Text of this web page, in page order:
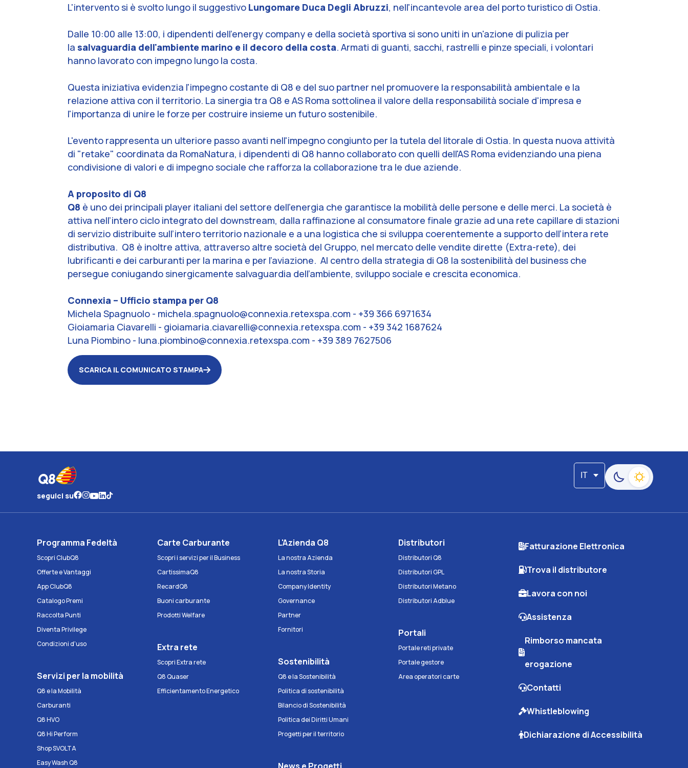
L'intervento si è svolto lungo il suggestivo Lungomare Duca Degli Abruzzi, nell'incantevole area del porto turistico di Ostia.
Dalle 10:00 alle 13:00, i dipendenti dell’energy company e della società sportiva si sono uniti in un'azione di pulizia per
la salvaguardia dell'ambiente marino e il decoro della costa. Armati di guanti, sacchi, rastrelli e pinze speciali, i volontari
hanno lavorato con impegno lungo la costa.
Questa iniziativa evidenzia l'impegno costante di Q8 e del suo partner nel promuovere la responsabilità ambientale e la
relazione attiva con il territorio. La sinergia tra Q8 e AS Roma sottolinea il valore della responsabilità sociale d'impresa e
l'importanza di unire le forze per costruire insieme un futuro sostenibile.
L'evento rappresenta un ulteriore passo avanti nell'impegno congiunto per la tutela del litorale di Ostia. In questa nuova attività
di "retake" coordinata da RomaNatura, i dipendenti di Q8 hanno collaborato con quelli dell'AS Roma evidenziando una piena
condivisione di valori e di impegno sociale che rafforza la collaborazione tra le due aziende.
A proposito di Q8
Q8 è uno dei principali player italiani del settore dell’energia che garantisce la mobilità delle persone e delle merci. La società è
attiva nell’intero ciclo integrato del downstream, dalla raffinazione al consumatore finale grazie ad una rete capillare di stazioni
di servizio distribuite sull’intero territorio nazionale e a una logistica che si sviluppa coerentemente a supporto dell’intera rete
distributiva. Q8 è inoltre attiva, attraverso altre società del Gruppo, nel mercato delle vendite dirette (Extra-rete), dei
lubrificanti e dei carburanti per la marina e per l’aviazione. Al centro della strategia di Q8 la sostenibilità del business che
persegue coniugando sinergicamente salvaguardia dell’ambiente, sviluppo sociale e crescita economica.
Connexia – Ufficio stampa per Q8
Michela Spagnuolo - michela.spagnuolo@connexia.retexspa.com - +39 366 6971634
Gioiamaria Ciavarelli - gioiamaria.ciavarelli@connexia.retexspa.com - +39 342 1687624
Luna Piombino - luna.piombino@connexia.retexspa.com - +39 389 7627506
SCARICA IL COMUNICATO STAMPA
IT
Passa alla modalità
seguici su
Programma Fedeltà
Scopri ClubQ8
Offerte e Vantaggi
App ClubQ8
Catalogo Premi
Raccolta Punti
Diventa Privilege
Condizioni d'uso
Servizi per la mobilità
Q8 e la Mobilità
Carburanti
Q8 HVO
Q8 Hi Perform
Shop SVOLTA
Easy Wash Q8
Carte Carburante
Scopri i servizi per il Business
CartissimaQ8
RecardQ8
Buoni carburante
Prodotti Welfare
Extra rete
Scopri Extra rete
Q8 Quaser
Efficientamento Energetico
L'Azienda Q8
La nostra Azienda
La nostra Storia
Company Identity
Governance
Partner
Fornitori
Sostenibilità
Q8 e la Sostenibilità
Politica di sostenibilità
Bilancio di Sostenibilità
Politica dei Diritti Umani
Progetti per il territorio
Distributori
Distributori Q8
Distributori GPL
Distributori Metano
Distributori Adblue
Portali
Portale reti private
Portale gestore
Area operatori carte
Fatturazione Elettronica
Trova il distributore
Lavora con noi
Assistenza
Rimborso mancata
erogazione
Contatti
Whistleblowing
Dichiarazione di Accessibilità